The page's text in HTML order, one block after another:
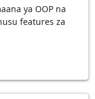
ya OOP na
features za